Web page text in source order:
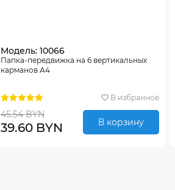
Модель: 10066
Папка-передвижка на 6 вертикальных
карманов А4
В избранное
45.54 BYN
39.60 BYN В корзину